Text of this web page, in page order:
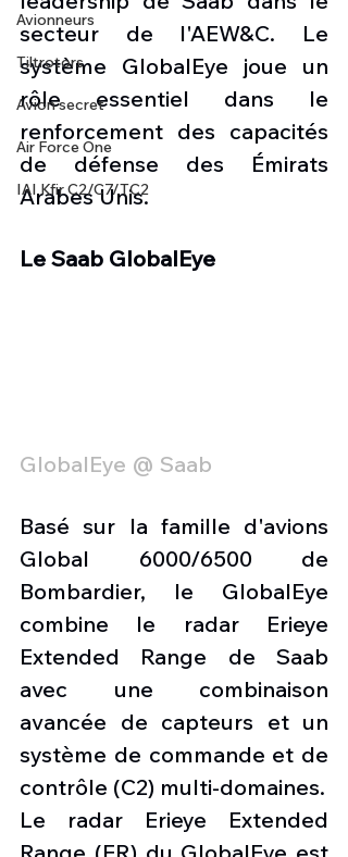
Avionneurs
Tiltrotors
Avion secret
Air Force One
IAI Kfir C2/C7/TC2
secteur de l'AEW&C. Le
système GlobalEye joue un
rôle essentiel dans le
renforcement des capacités
de défense des Émirats
Arabes Unis.
Le Saab GlobalEye
GlobalEye @ Saab
Basé sur la famille d'avions
Global 6000/6500 de
Bombardier, le GlobalEye
combine le radar Erieye
Extended Range de Saab
avec une combinaison
avancée de capteurs et un
système de commande et de
contrôle (C2) multi-domaines.
Le radar Erieye Extended